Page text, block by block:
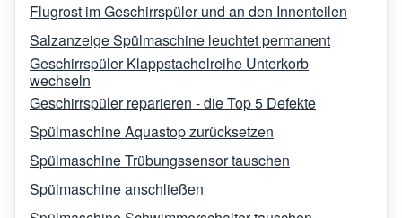
Flugrost im Geschirrspüler und an den Innenteilen
Salzanzeige Spülmaschine leuchtet permanent
Geschirrspüler Klappstachelreihe Unterkorb
wechseln
Geschirrspüler reparieren - die Top 5 Defekte
Spülmaschine Aquastop zurücksetzen
Spülmaschine Trübungssensor tauschen
Spülmaschine anschließen